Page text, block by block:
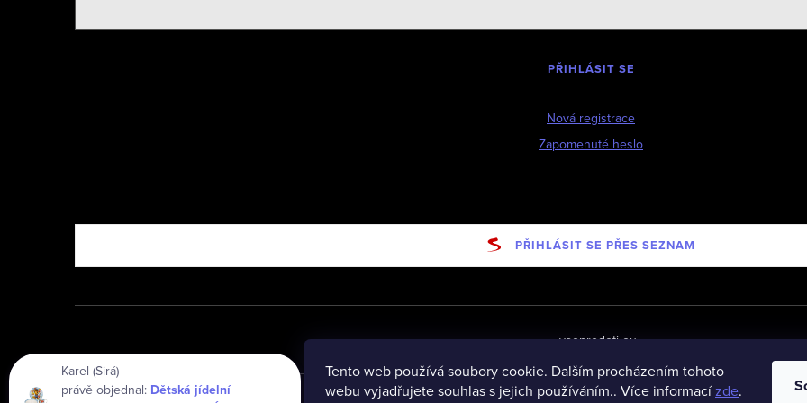
Tento web používá soubory cookie. Dalším procházením tohoto
webu vyjadřujete souhlas s jejich používáním.. Více informacízde.
PŘIHLÁSIT SE
Nová registrace
Zapomenuté heslo
PŘIHLÁSIT SE PŘES SEZNAM
vseprodeti-eu
Karel (Sirá)
právě objednal: Dětská jídelní